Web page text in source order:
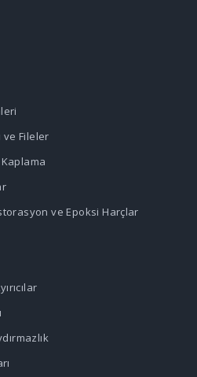
ve Fileler
ve Epoksi Harçlar